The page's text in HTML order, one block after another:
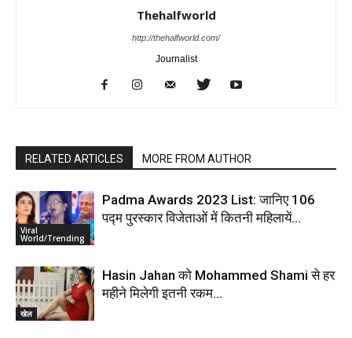
Thehalfworld
http://thehalfworld.com/
Journalist
RELATED ARTICLES MORE FROM AUTHOR
Viral
World/Trending
Padma Awards 2023 List: जानिए 106
पद्म पुरस्कार विजेताओं में कितनी महिलायें…
खेल
Hasin Jahan को Mohammed Shami से हर
महीने मिलेगी इतनी रकम…